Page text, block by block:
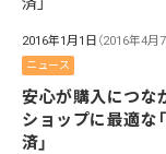
2016年1月1日 （2016年4月
ニュース
安心が購入につな
ショップに最適な
済」